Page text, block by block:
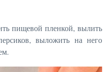
пищевой пленкой, вылить
выложить на него